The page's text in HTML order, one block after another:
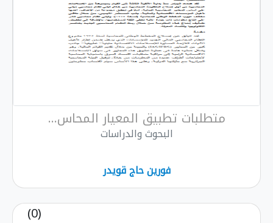
متطلبات تطبيق المعيار المحاس...
البحوث والدراسات
فورين حاج قويدر